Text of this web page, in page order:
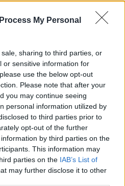
My Personal
sharing to third parties, or
or sensitive information for
use the below opt-out
Please note that after your
you may continue seeing
personal information utilized by
to third parties prior to
opt-out of the further
by third parties on the
This information may
parties on the IAB’s List of
may further disclose it to other
Mantra
Titolare 21 - 70%
Entrato 6 - 20%
Squalificato